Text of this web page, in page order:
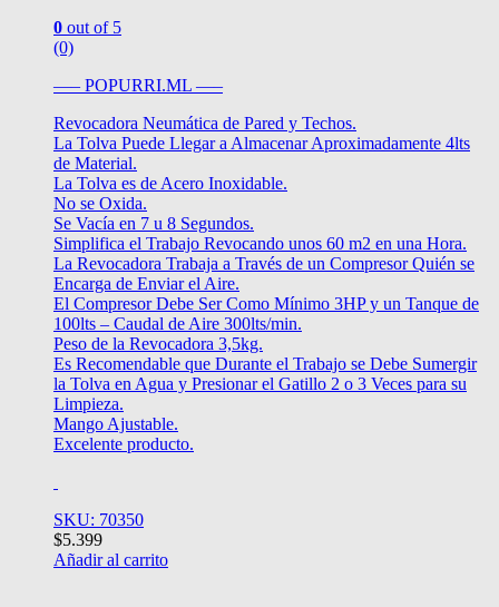
0 out of 5
(0)
—– POPURRI.ML —–
Revocadora Neumática de Pared y Techos.
La Tolva Puede Llegar a Almacenar Aproximadamente 4lts
de Material.
La Tolva es de Acero Inoxidable.
No se Oxida.
Se Vacía en 7 u 8 Segundos.
Simplifica el Trabajo Revocando unos 60 m2 en una Hora.
La Revocadora Trabaja a Través de un Compresor Quién se
Encarga de Enviar el Aire.
El Compresor Debe Ser Como Mínimo 3HP y un Tanque de
100lts – Caudal de Aire 300lts/min.
Peso de la Revocadora 3,5kg.
Es Recomendable que Durante el Trabajo se Debe Sumergir
la Tolva en Agua y Presionar el Gatillo 2 o 3 Veces para su
Limpieza.
Mango Ajustable.
Excelente producto.
SKU: 70350
$5.399
Añadir al carrito